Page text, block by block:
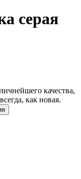
серая
качества,
как новая.